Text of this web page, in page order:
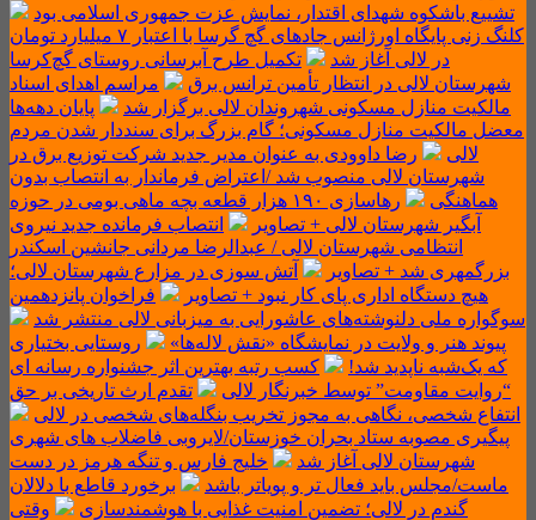
تشییع باشکوه شهدای اقتدار، نمایش عزت جمهوری اسلامی بود
کلنگ زنی پایگاه اورژانس جادهای گچ گرسا با اعتبار ۷ میلیارد تومان
در لالی آغاز شد
تکمیل طرح آبرسانی روستای گچ‌کرسا
شهرستان لالی در انتظار تأمین ترانس برق
مراسم اهدای اسناد
مالکیت منازل مسکونی شهروندان لالی برگزار شد
پایان دهه‌ها
معضل مالکیت منازل مسکونی؛ گام بزرگ برای سنددار شدن مردم
لالی
رضا داوودی به عنوان مدیر جدید شرکت توزیع برق در
شهرستان لالی منصوب شد /اعتراض فرماندار به انتصاب بدون
هماهنگی
رهاسازی ۱۹۰ هزار قطعه بچه ماهی بومی در حوزه
آبگیر شهرستان لالی + تصاویر
انتصاب فرمانده جدید نیروی
انتظامی شهرستان لالی / عبدالرضا مردانی جانشین اسکندر
بزرگمهری شد + تصاویر
آتش سوزی در مزارع شهرستان لالی؛
هیچ دستگاه اداری پای کار نبود + تصاویر
فراخوان پانزدهمین
سوگواره ملی دلنوشته‌های عاشورایی به میزبانی لالی منتشر شد
پیوند هنر و ولایت در نمایشگاه «نقش لاله‌ها»
روستایی بختیاری
که یک‌شبه ناپدید شد!
کسب رتبه بهترین اثر جشنواره رسانه ای
“روایت مقاومت” توسط خبرنگار لالی
تقدم ارث تاریخی بر حق
انتفاع شخصی، نگاهی به مجوز تخریب بنگله‌های شخصی در لالی
پیگیری مصوبه ستاد بحران خوزستان/لایروبی فاضلاب های شهری
شهرستان لالی آغاز شد
خلیج فارس و تنگه هرمز در دست
ماست/مجلس باید فعال تر و پویاتر باشد
برخورد قاطع با دلالان
گندم در لالی؛ تضمین امنیت غذایی با هوشمندسازی
وقتی